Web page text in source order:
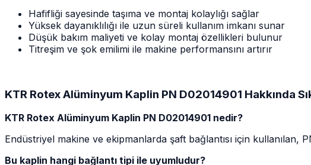
Hafifliği sayesinde taşıma ve montaj kolaylığı sağlar
Yüksek dayanıklılığı ile uzun süreli kullanım imkanı sunar
Düşük bakım maliyeti ve kolay montaj özellikleri bulunur
Titreşim ve şok emilimi ile makine performansını artırır
KTR Rotex Alüminyum Kaplin PN D02014901 Hakkında
KTR Rotex Alüminyum Kaplin PN D02014901 nedir?
Endüstriyel makine ve ekipmanlarda şaft bağlantısı için
Bu kaplin hangi bağlantı tipi ile uyumludur?